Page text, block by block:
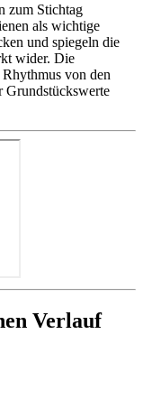
zum Stichtag
als wichtige
und spiegeln die
wider. Die
von den
Grundstückswerte
Verlauf